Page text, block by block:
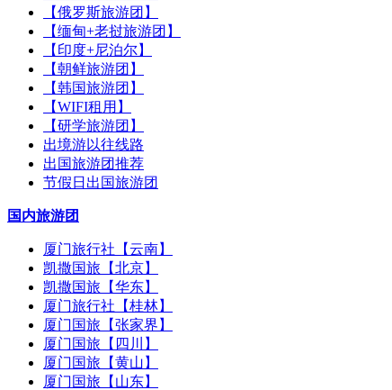
【俄罗斯旅游团】
【缅甸+老挝旅游团】
【印度+尼泊尔】
【朝鲜旅游团】
【韩国旅游团】
【WIFI租用】
【研学旅游团】
出境游以往线路
出国旅游团推荐
节假日出国旅游团
国内旅游团
厦门旅行社【云南】
凯撒国旅【北京】
凯撒国旅【华东】
厦门旅行社【桂林】
厦门国旅【张家界】
厦门国旅【四川】
厦门国旅【黄山】
厦门国旅【山东】